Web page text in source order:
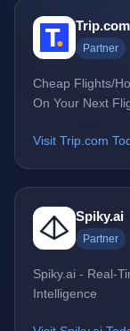
Trip.com
Partner
Cheap Flights/
On Your Next
Visit Trip.com
Spiky.ai
Partner
Spiky.ai - Real-
Intelligence